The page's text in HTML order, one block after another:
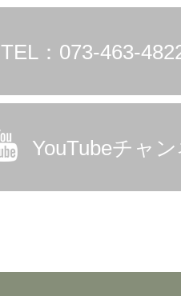
TEL：073-463-
YouTubeチャ